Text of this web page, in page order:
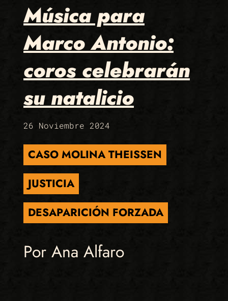
Música para
Marco Antonio:
coros celebrarán
su natalicio
26 Noviembre 2024
CASO MOLINA THEISSEN
JUSTICIA
DESAPARICIÓN FORZADA
Por Ana Alfaro